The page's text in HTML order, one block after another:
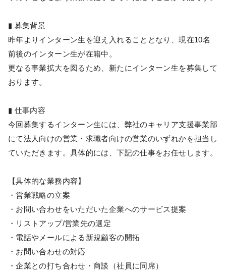
▮ 募集背景
昨年よりインターン生を迎え入れることとなり、現在10名
前後のインターン生が在籍中。
更なる事業拡大を図るため、新たにインターン生を募集して
おります。
▮ 仕事内容
今回募集するインターン生には、弊社のキャリア支援事業部
にて法人向けの営業・求職者向けの営業のいずれかを担当し
ていただきます。具体的には、下記の仕事をお任せします。
【具体的な業務内容】
・営業戦略の立案
・お問い合わせをいただいた企業へのサービス提案
・リストアップ/営業先の選定
・電話やメールによる新規顧客の開拓
・お問い合わせの対応
・企業との打ち合わせ・商談（社員に同席）